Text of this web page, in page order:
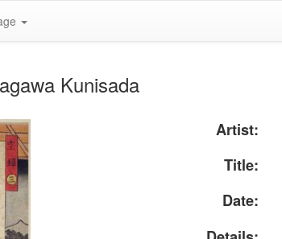
Kunisada
Artist:
Title:
Date: